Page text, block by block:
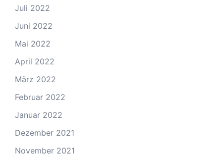
Juli 2022
Juni 2022
Mai 2022
April 2022
März 2022
Februar 2022
Januar 2022
Dezember 2021
November 2021